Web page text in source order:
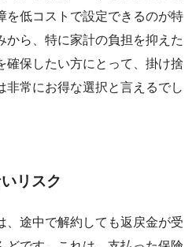
を低コストで設定できるのが特
から、特に家計の負担を抑えた
確保したい方にとって、掛け捨
非常にお得な選択と言えるでし
リスク
途中で解約しても返戻金が受